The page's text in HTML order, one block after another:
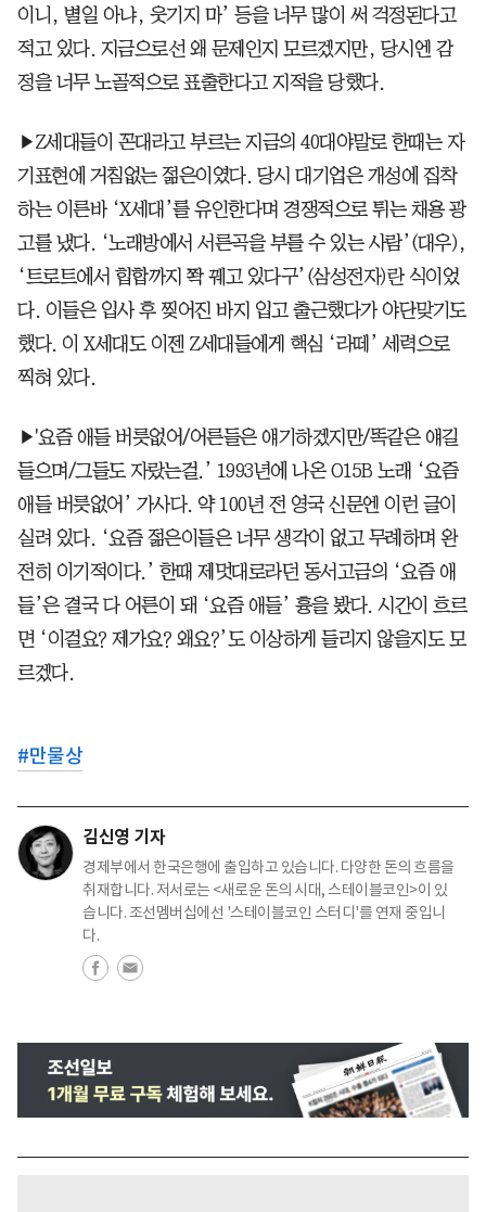
이니, 별일 아냐, 웃기지 마’ 등을 너무 많이 써 걱정된다고
적고 있다. 지금으로선 왜 문제인지 모르겠지만, 당시엔 감
정을 너무 노골적으로 표출한다고 지적을 당했다.
▶Z세대들이 꼰대라고 부르는 지금의 40대야말로 한때는 자
기표현에 거침없는 젊은이였다. 당시 대기업은 개성에 집착
하는 이른바 ‘X세대’를 유인한다며 경쟁적으로 튀는 채용 광
고를 냈다. ‘노래방에서 서른곡을 부를 수 있는 사람’(대우),
‘트로트에서 힙합까지 쫙 꿰고 있다구’(삼성전자)란 식이었
다. 이들은 입사 후 찢어진 바지 입고 출근했다가 야단맞기도
했다. 이 X세대도 이젠 Z세대들에게 핵심 ‘라떼’ 세력으로
찍혀 있다.
▶'요즘 애들 버릇없어/어른들은 얘기하겠지만/똑같은 얘길
들으며/그들도 자랐는걸.’ 1993년에 나온 O15B 노래 ‘요즘
애들 버릇없어’ 가사다. 약 100년 전 영국 신문엔 이런 글이
실려 있다. ‘요즘 젊은이들은 너무 생각이 없고 무례하며 완
전히 이기적이다.’ 한때 제멋대로라던 동서고금의 ‘요즘 애
들’은 결국 다 어른이 돼 ‘요즘 애들’ 흉을 봤다. 시간이 흐르
면 ‘이걸요? 제가요? 왜요?’도 이상하게 들리지 않을지도 모
르겠다.
#만물상
김신영 기자
경제부에서 한국은행에 출입하고 있습니다. 다양한 돈의 흐름을
취재합니다. 저서로는 <새로운 돈의 시대, 스테이블코인>이 있
습니다. 조선멤버십에선 '스테이블코인 스터디'를 연재 중입니
다.